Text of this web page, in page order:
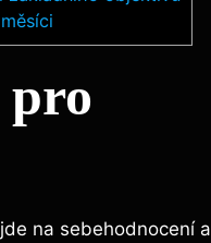
pro
na sebehodnocení a